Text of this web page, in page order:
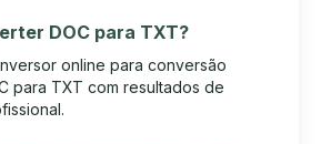
DOC para TXT?
online para conversão
para TXT com resultados de